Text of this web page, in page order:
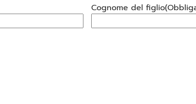
Cognome del figlio